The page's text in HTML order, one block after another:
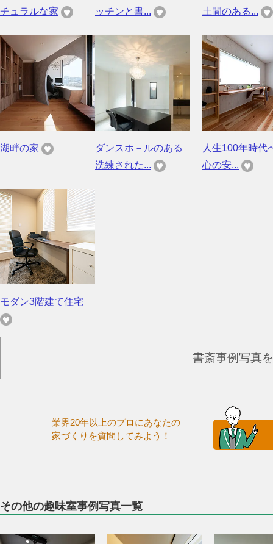
チュラルな家
ッチンと書...
土間のある...
湖畔の家
ダンスホ－ルのある
洗練された...
人生100年時代
心の安...
モダン3階建て住宅
書斎事例写真
業界20年以上のプロにあなたの
家づくりを質問してみよう！
その他の趣味室事例写真一覧